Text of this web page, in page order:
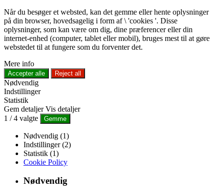
Når du besøger et websted, kan det gemme eller hente oplysninger
på din browser, hovedsagelig i form af \ 'cookies '. Disse
oplysninger, som kan være om dig, dine præferencer eller din
internet-enhed (computer, tablet eller mobil), bruges mest til at gøre
webstedet til at fungere som du forventer det.
Mere info
Accepter alle Reject all
Nødvendig
Indstillinger
Statistik
Gem detaljer Vis detaljer
1 /4 valgte Gemme
Nødvendig (1)
Indstillinger (2)
Statistik (1)
Cookie Policy
Nødvendig